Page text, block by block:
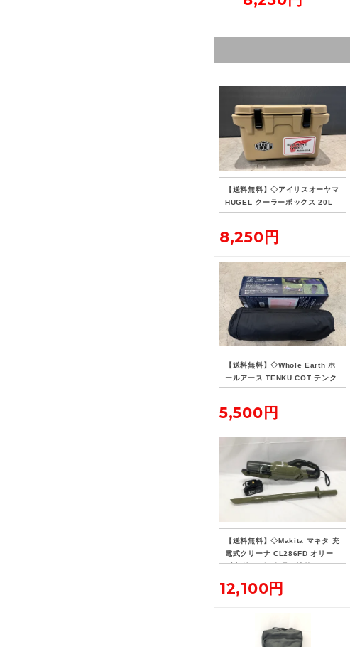
【送料無料】◇アイリスオーヤマ
HUGEL クーラーボックス 20L
8,250円
【送料無料】◇Whole Earth ホ
ールアース TENKU COT テンク
ウコット
5,500円
【送料無料】◇Makita マキタ 充
電式クリーナ CL286FD オリー
ブ 標準ノズル欠品・社外バッテ
12,100円